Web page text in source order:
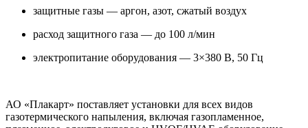
защитные газы — аргон, азот, сжатый воздух
расход защитного газа — до 100 л/мин
электропитание оборудования — 3×380 В, 50 Гц
АО «Плакарт» поставляет установки для всех видов
газотермического напыления, включая газопламенное,